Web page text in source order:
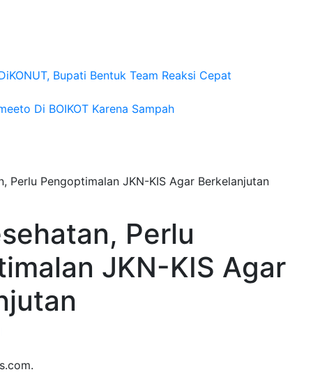
Bupati Bentuk Team Reaksi Cepat
Di BOIKOT Karena Sampah
Perlu Pengoptimalan JKN-KIS Agar Berkelanjutan
Perlu
JKN-KIS Agar